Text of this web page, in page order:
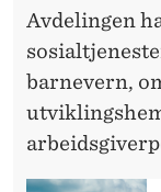
Avdelingen
barnevern,